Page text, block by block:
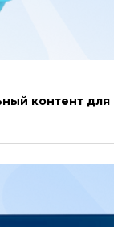
контент для